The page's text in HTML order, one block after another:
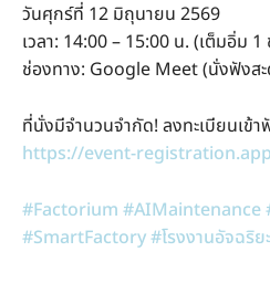
วันศุกร์ที่ 12 มิถุนายน 2569
เวลา: 14:00 – 15:00 น. (เต็มอิ่ม 1
ช่องทาง: Google Meet (นั่งฟังส
ที่นั่งมีจำนวนจำกัด! ลงทะเบียนเข้
https://event-registration.app
#Factorium #AIMaintenance
#SmartFactory#โรงงานอัจฉริยะ